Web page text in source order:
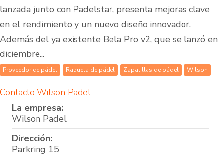
lanzada junto con Padelstar, presenta mejoras clave
en el rendimiento y un nuevo diseño innovador.
Además del ya existente Bela Pro v2, que se lanzó en
diciembre...
Proveedor de pádel Raqueta de pádel Zapatillas de pádel Wilson
Contacto Wilson Padel
La empresa:
Wilson Padel
Dirección:
Parkring 15